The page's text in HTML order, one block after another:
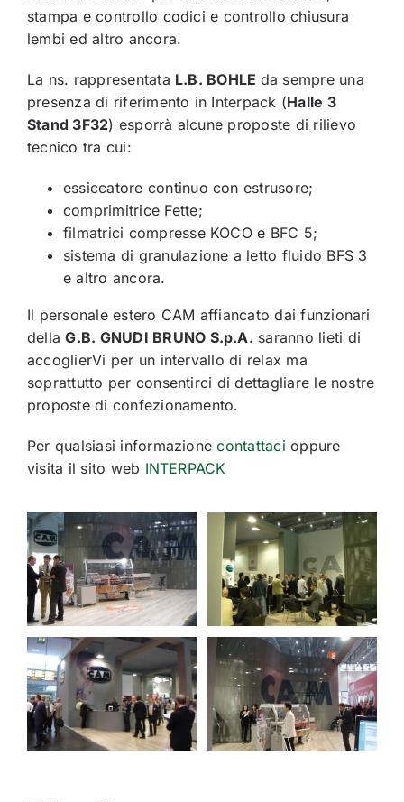
stampa e controllo codici e controllo chiusura
lembi ed altro ancora.
La ns. rappresentata L.B. BOHLE da sempre una
presenza di riferimento in Interpack (Halle 3
Stand 3F32) esporrà alcune proposte di rilievo
tecnico tra cui:
essiccatore continuo con estrusore;
comprimitrice Fette;
filmatrici compresse KOCO e BFC 5;
sistema di granulazione a letto fluido BFS 3
e altro ancora.
Il personale estero CAM affiancato dai funzionari
dellaG.B. GNUDI BRUNO S.p.A. saranno lieti di
accoglierVi per un intervallo di relax ma
soprattutto per consentirci di dettagliare le nostre
proposte di confezionamento.
Per qualsiasi informazionecontattacioppure
visita il sito web INTERPACK